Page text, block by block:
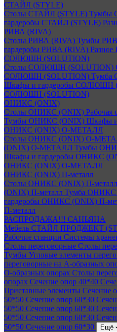
СТАЙЛ (STYLE)
Столы СТАЙЛ (STYLE) Тумбы
гардеробы СТАЙЛ (STYLE)
РИВА (RIVA)
Столы РИВА (RIVA) Тумбы
гардеробы РИВА (RIVA)
СОЛЮШН (SOLUTION)
Столы СОЛЮШН (SOLUTION)
СОЛЮШН (SOLUTION)
Шкафы и гардеробы СОЛЮШН
СОЛЮШН (SOLUTION)
ОНИКС (ONIX)
Столы ОНИКС (ONIX)
Тумбы ОНИКС (ONIX) Шкафы
ОНИКС (ONIX) O-МЕТАЛЛ
Столы ОНИКС (ONIX) O-
(ONIX) O-МЕТАЛЛ Тумбы
Шкафы и гардеробы ОНИКС
ОНИКС (ONIX) O-МЕТАЛЛ
ОНИКС (ONIX) П-металл
Столы ОНИКС (ONIX) П-металл
(ONIX) П-металл Тумба ОНИКС
гардеробы ОНИКС (ONIX) П-
П-металл
РАСПРОДАЖА!!! САНЬЯНА
Мебель СТАЙЛ ПРОДЖЕКТ
Рабочие станции Системы
Столы переговорные Столы
Тумбы Угловые элементы
переговорные на А-образных
О-образных опорах Столы
опорах Сечение опор 40*40
Приставные элементы Сечение
50*50 Сечение опор 60*30
50*50 Сечение опор 60*30
50*50 Сечение опор 60*30
50*50 Сечение опор 60*30 Ещё